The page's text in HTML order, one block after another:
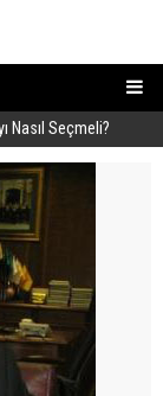
Nasıl Seçmeli?